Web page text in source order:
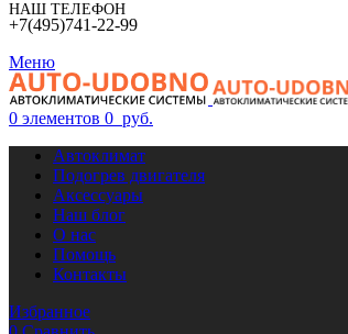
НАШ ТЕЛЕФОН
+7(495)741-22-99
Меню
0 элементов 0 руб.
Автоклимат
Подогрев двигателя
Аксессуары
Наш блог
О нас
Помощь
Контакты
Избранное